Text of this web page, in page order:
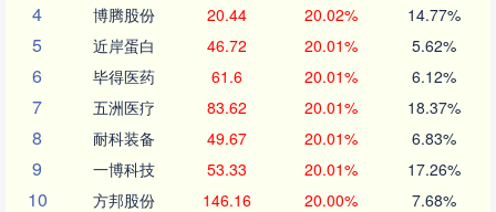
4 博腾股份 20.44 20.02% 14.77%
5 近岸蛋白 46.72 20.01% 5.62%
6 毕得医药 61.6 20.01% 6.12%
7 五洲医疗 83.62 20.01% 18.37%
8 耐科装备 49.67 20.01% 6.83%
9 一博科技 53.33 20.01% 17.26%
10 方邦股份 146.16 20.00% 7.68%